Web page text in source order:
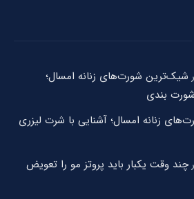
شیک‌ترین شورت‌های زنانه امسال؛
بندی
زنانه امسال؛ آشنایی با شرت لیزری
چند وقت یکبار باید پروتز مو را تعویض